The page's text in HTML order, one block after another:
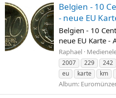
Belgien - 10
- neue EU
Belgien - 10
neue EU Karte -
Raphael
2007
229 242
eu
karte km
Album: